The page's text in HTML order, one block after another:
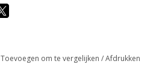
Toevoegen om te vergelijken /Afdrukken